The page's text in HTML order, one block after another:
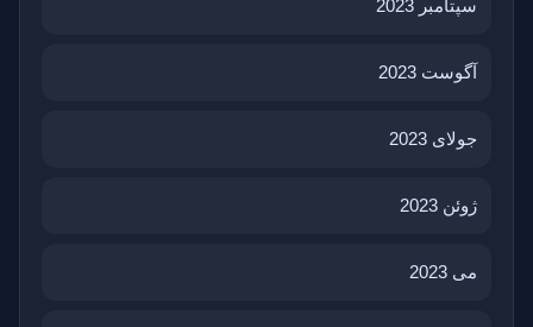
سپتامبر 2023
آگوست 2023
جولای 2023
ژوئن 2023
می 2023